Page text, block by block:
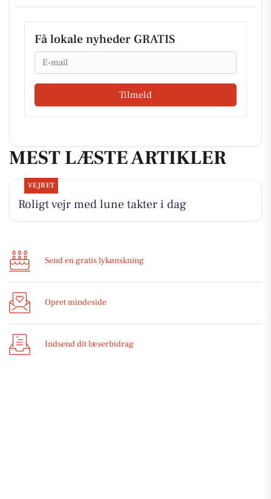
Få lokale nyheder GRATIS
Email
Tilmeld
MEST LÆSTE ARTIKLER
VEJRET
Roligt vejr med lune takter i dag
Send en gratis lykønskning
Opret mindeside
Indsend dit læserbidrag